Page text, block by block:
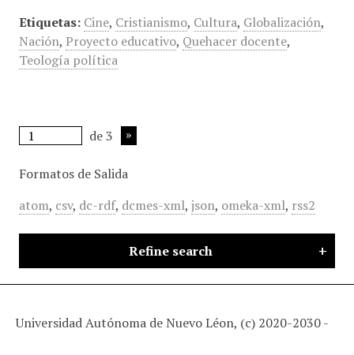
Etiquetas: Cine, Cristianismo, Cultura, Globalización,
Nación, Proyecto educativo, Quehacer docente,
Teología política
de 3
Formatos de Salida
atom, csv, dc-rdf, dcmes-xml, json, omeka-xml, rss2
Refine search
Universidad Autónoma de Nuevo Léon, (c) 2020-2030 -